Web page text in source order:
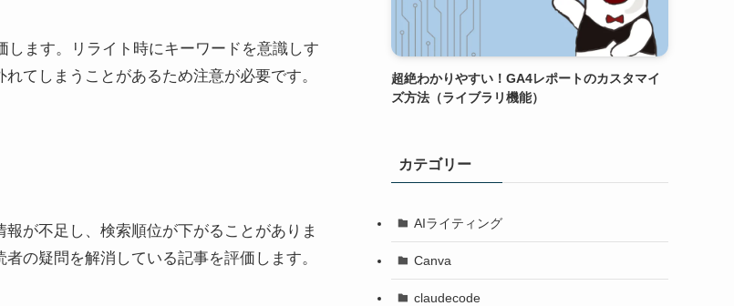
します。リライト時にキーワードを意識しす
てしまうことがあるため注意が必要です。
が不足し、検索順位が下がることがありま
の疑問を解消している記事を評価します。
超絶わかりやすい！GA4レポートのカスタマイ
ズ方法（ライブラリ機能）
カテゴリー
AIライティング
Canva
claudecode